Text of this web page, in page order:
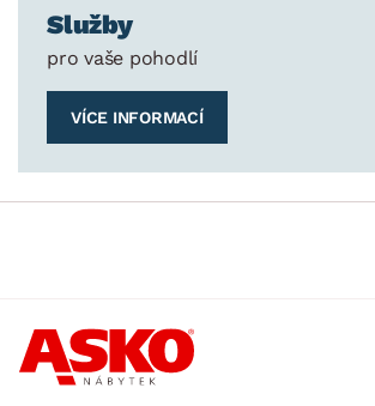
Služby
pro vaše pohodlí
VÍCE INFORMACÍ